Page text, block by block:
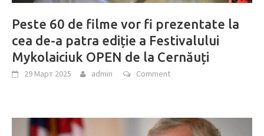
Peste 60 de filme vor fi prezentate la
cea de-a patra ediție a Festivalului
Mykolaiciuk OPEN de la Cernăuți
29 Март 2025 admin Comment